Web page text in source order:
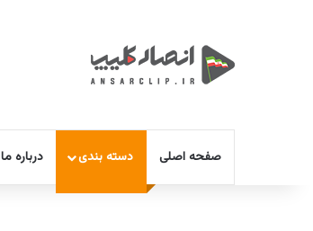
صفحه اصلی دسته بندی درباره ما